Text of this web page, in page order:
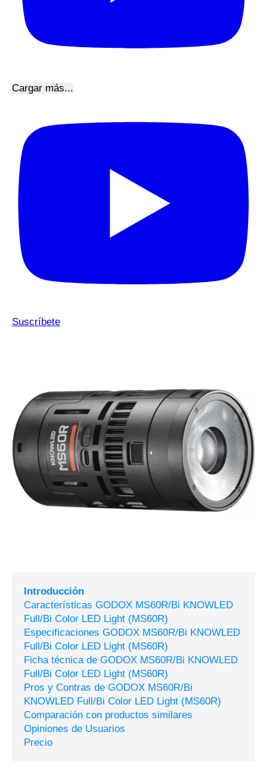
Cargar más...
Suscríbete
Introducción
Características GODOX MS60R/Bi KNOWLED
Full/Bi Color LED Light (MS60R)
Especificaciones GODOX MS60R/Bi KNOWLED
Full/Bi Color LED Light (MS60R)
Ficha técnica de GODOX MS60R/Bi KNOWLED
Full/Bi Color LED Light (MS60R)
Pros y Contras de GODOX MS60R/Bi
KNOWLED Full/Bi Color LED Light (MS60R)
Comparación con productos similares
Opiniones de Usuarios
Precio